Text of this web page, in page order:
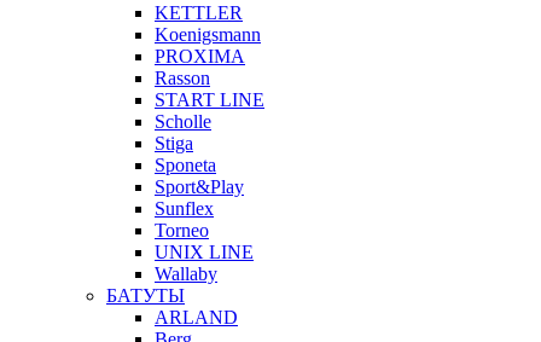
KETTLER
Koenigsmann
PROXIMA
Rasson
START LINE
Scholle
Stiga
Sponeta
Sport&Play
Sunflex
Torneo
UNIX LINE
Wallaby
БАТУТЫ
ARLAND